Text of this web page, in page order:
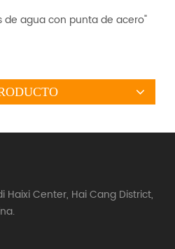
de agua con punta de acero"
Haixi Center, Hai Cang District,